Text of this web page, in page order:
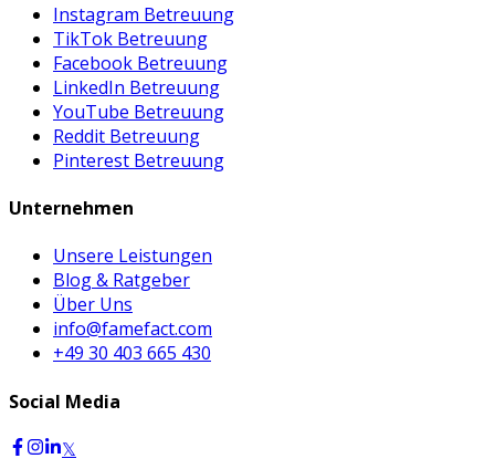
Instagram Betreuung
TikTok Betreuung
Facebook Betreuung
LinkedIn Betreuung
YouTube Betreuung
Reddit Betreuung
Pinterest Betreuung
Unternehmen
Unsere Leistungen
Blog & Ratgeber
Über Uns
info@famefact.com
+49 30 403 665 430
Social Media
𝕏